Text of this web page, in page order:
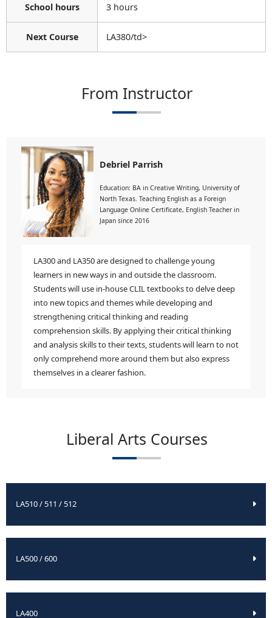
School hours 3 hours
Next Course LA380/td>
From Instructor
Debriel Parrish
Education: BA in Creative Writing, University of
North Texas. Teaching English as a Foreign
Language Online Certificate, English Teacher in
Japan since 2016
LA300 and LA350 are designed to challenge young
learners in new ways in and outside the classroom.
Students will use in-house CLIL textbooks to delve deep
into new topics and themes while developing and
strengthening critical thinking and reading
comprehension skills. By applying their critical thinking
and analysis skills to their texts, students will learn to not
only comprehend more around them but also express
themselves in a clearer fashion.
Liberal Arts Courses
LA510 / 511 / 512
LA500 / 600
LA400